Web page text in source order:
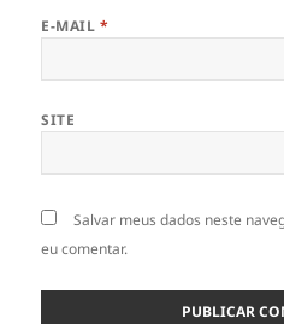
E-MAIL *
SITE
Salvar meus dados neste
eu comentar.